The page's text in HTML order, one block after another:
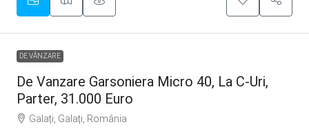
DE VÂNZARE
De Vanzare Garsoniera Micro 40, La C-Uri,
Parter, 31.000 Euro
Galați, Galați, România